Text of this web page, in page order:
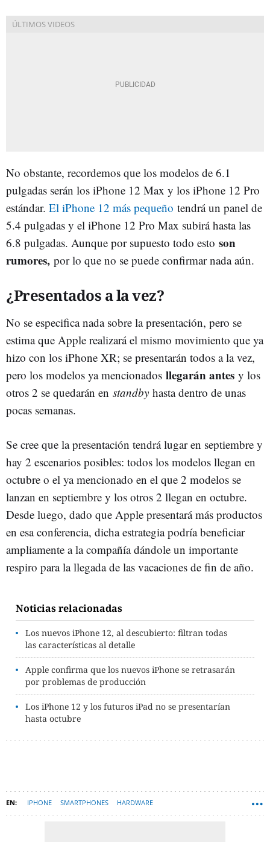
No obstante, recordemos que los modelos de 6.1
pulgadas serán los iPhone 12 Max y los iPhone 12 Pro
estándar. El iPhone 12 más pequeño tendrá un panel de
5.4 pulgadas y el iPhone 12 Pro Max subirá hasta las
6.8 pulgadas. Aunque por supuesto todo esto son
rumores, por lo que no se puede confirmar nada aún.
¿Presentados a la vez?
No se especifica nada sobre la presentación, pero se
estima que Apple realizará el mismo movimiento que ya
hizo con los iPhone XR; se presentarán todos a la vez,
pero los modelos ya mencionados llegarán antes y los
otros 2 se quedarán en standby hasta dentro de unas
pocas semanas.
Se cree que la presentación tendrá lugar en septiembre y
hay 2 escenarios posibles: todos los modelos llegan en
octubre o el ya mencionado en el que 2 modelos se
lanzan en septiembre y los otros 2 llegan en octubre.
Desde luego, dado que Apple presentará más productos
en esa conferencia, dicha estrategia podría beneficiar
ampliamente a la compañía dándole un importante
respiro para la llegada de las vacaciones de fin de año.
Noticias relacionadas
Los nuevos iPhone 12, al descubierto: filtran todas
las características al detalle
Apple confirma que los nuevos iPhone se retrasarán
por problemas de producción
Los iPhone 12 y los futuros iPad no se presentarían
hasta octubre
IPHONE SMARTPHONES HARDWARE